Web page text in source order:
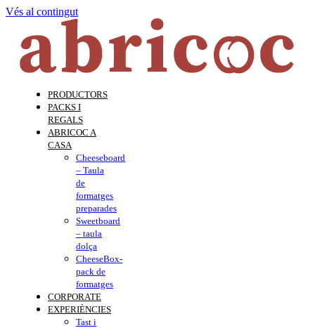
Vés al contingut
PRODUCTORS
PACKS I
REGALS
ABRICOC A
CASA
Cheeseboard
– Taula
de
formatges
preparades
Sweetboard
– taula
dolça
CheeseBox-
pack de
formatges
CORPORATE
EXPERIÈNCIES
Tast i